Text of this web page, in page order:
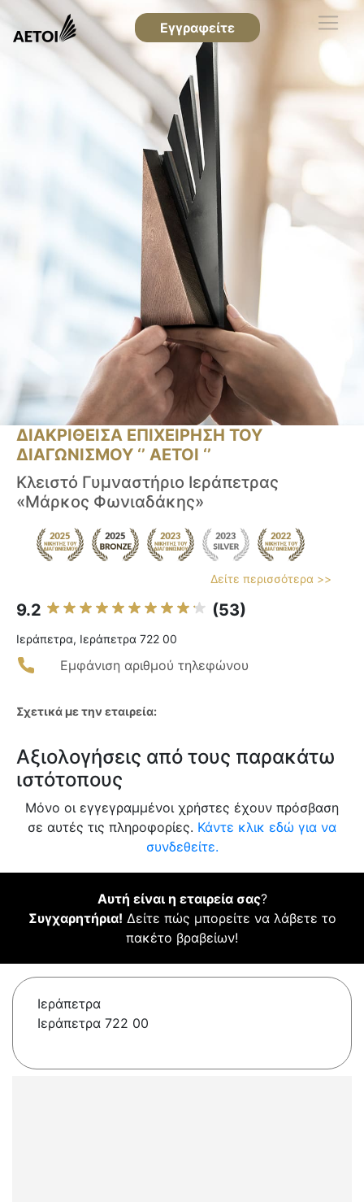
Εγγραφείτε
ΔΙΑΚΡΙΘΕΙΣΑ ΕΠΙΧΕΙΡΗΣΗ ΤΟΥ
ΔΙΑΓΩΝΙΣΜΟΥ ‘’ ΑΕΤΟΙ ‘’
Κλειστό Γυμναστήριο Ιεράπετρας
«Μάρκος Φωνιαδάκης»
Δείτε περισσότερα >>
9.2 (53)
Ιεράπετρα, Ιεράπετρα 722 00
Εμφάνιση αριθμού τηλεφώνου
Σχετικά με την εταιρεία:
Αξιολογήσεις από τους παρακάτω
ιστότοπους
Μόνο οι εγγεγραμμένοι χρήστες έχουν πρόσβαση
σε αυτές τις πληροφορίες. Κάντε κλικ εδώ για να
συνδεθείτε.
Αυτή είναι η εταιρεία σας?
Συγχαρητήρια! Δείτε πώς μπορείτε να λάβετε το
πακέτο βραβείων!
Ιεράπετρα
Ιεράπετρα 722 00